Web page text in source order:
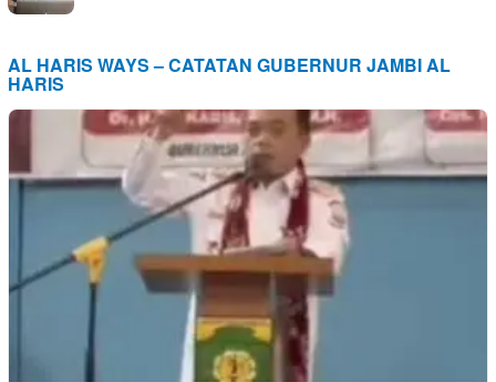
AL HARIS WAYS – CATATAN GUBERNUR JAMBI AL
HARIS